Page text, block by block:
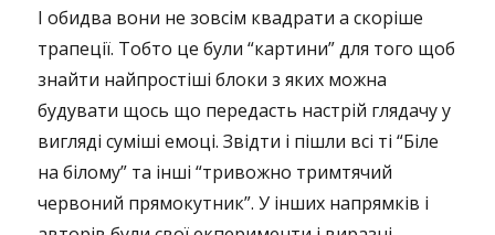
І обидва вони не зовсім квадрати а скоріше
трапеції. Тобто це були “картини” для того щоб
знайти найпростіші блоки з яких можна
будувати щось що передасть настрій глядачу у
вигляді суміші емоці. Звідти і пішли всі ті “Біле
на білому” та інші “тривожно тримтячий
червоний прямокутник”. У інших напрямків і